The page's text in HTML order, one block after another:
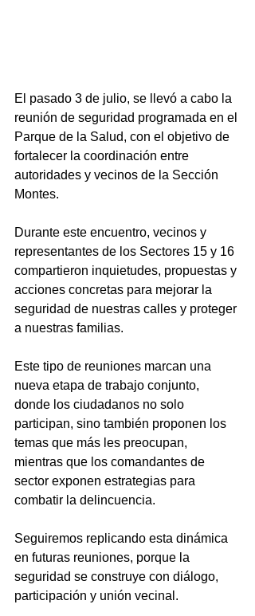
El pasado 3 de julio, se llevó a cabo la
reunión de seguridad programada en el
Parque de la Salud, con el objetivo de
fortalecer la coordinación entre
autoridades y vecinos de la Sección
Montes.
Durante este encuentro, vecinos y
representantes de los Sectores 15 y 16
compartieron inquietudes, propuestas y
acciones concretas para mejorar la
seguridad de nuestras calles y proteger
a nuestras familias.
Este tipo de reuniones marcan una
nueva etapa de trabajo conjunto,
donde los ciudadanos no solo
participan, sino también proponen los
temas que más les preocupan,
mientras que los comandantes de
sector exponen estrategias para
combatir la delincuencia.
Seguiremos replicando esta dinámica
en futuras reuniones, porque la
seguridad se construye con diálogo,
participación y unión vecinal.